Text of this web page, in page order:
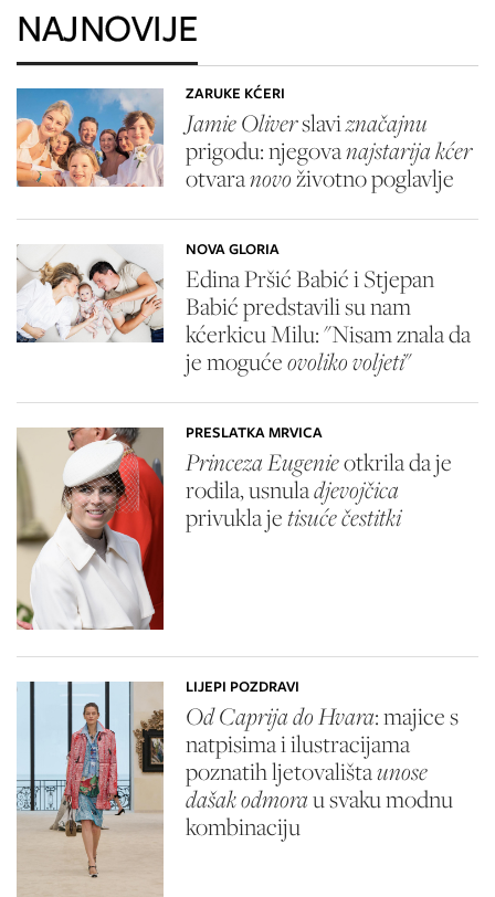
NAJNOVIJE
ZARUKE KĆERI
Jamie Oliverslaviznačajnu
prigodu: njegovanajstarija kćer
otvaranovoživotno poglavlje
NOVA GLORIA
Edina Pršić Babić i Stjepan
Babić predstavili su nam
kćerkicu Milu: "Nisam znala da
je mogućeovoliko voljeti"
PRESLATKA MRVICA
Princeza Eugenieotkrila da je
rodila, usnuladjevojčica
privukla jetisuće čestitki
LIJEPI POZDRAVI
Od Caprija do Hvara: majice s
natpisima i ilustracijama
poznatih ljetovalištaunose
dašak odmorau svaku modnu
kombinaciju